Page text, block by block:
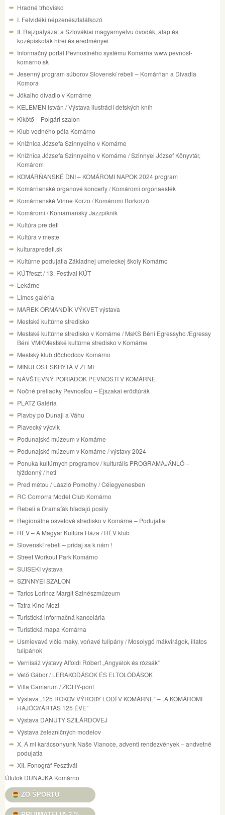
Hradné trhovisko
I. Felvidéki népzenésztalálkozó
II. Rajzpályázat a Szlovákiai magyarnyelvu óvodák, alap és
kozépiskolák hírei és eredményei
Informačný portál Pevnostného systému Komárna www.pevnost-
komarno.sk
Jesenný program súborov Slovenskí rebeli – Komárňan a Divadla
Komora
Jókaiho divadlo v Komárne
KELEMEN István / Výstava ilustrácií detských kníh
Kikötő – Polgári szalon
Klub vodného póla Komárno
Knižnica Józsefa Szinnyeiho v Komárne
Knižnica Józsefa Szinnyeiho v Komárne / Szinnyei József Könyvtár,
Komárom
KOMÁRŇANSKÉ DNI – KOMÁROMI NAPOK 2024 program
Komárňanské organové koncerty / Komáromi orgonaesték
Komárňanské Vínne Korzo / Komáromi Borkorzó
Komáromi / Komárňanský Jazzpiknik
Kultúra pre deti
Kultúra v meste
kulturapredeti.sk
Kultúrne podujatia Základnej umeleckej školy Komárno
KÚTfeszt / 13. Festival KÚT
Lekárne
Limes galéria
MAREK ORMANDÍK VÝKVET výstava
Mestské kultúrne stredisko
Mestské kultúrne stredisko v Komárne / MsKS Béni Egressyho /Egressy
Béni VMKMestské kultúrne stredisko v Komárne
Mestský klub dôchodcov Komárno
MINULOSŤ SKRYTÁ V ZEMI
NÁVŠTEVNÝ PORIADOK PEVNOSTI V KOMÁRNE
Nočné preliadky Pevnosťou – Éjszakai erődtúrák
PLATZ Galéria
Plavby po Dunaji a Váhu
Plavecký výcvik
Podunajské múzeum v Komárne
Podunajské múzeum v Komárne / výstavy 2024
Ponuka kultúrnych programov / kulturális PROGRAMAJÁNLÓ –
týždenný / heti
Pred métou / László Pomothy / Célegyenesben
RC Comorra Model Club Komárno
Rebeli a Dramaťák hľadajú posily
Regionálne osvetové stredisko v Komárne – Podujatia
RÉV – A Magyar Kultúra Háza / RÉV klub
Slovenskí rebeli – pridaj sa k nám !
Street Workout Park Komárno
SUISEKI výstava
SZINNYEI SZALON
Tarics Lorincz Margit Szinészmúzeum
Tatra Kino Mozi
Turistická informačná kancelária
Turistická mapa Komárna
Usmievavé vlčie maky, voňavé tulipány / Mosolygó mákvirágok, illatos
tulipánok
Vernisáž výstavy Alfoldi Róbert „Angyalok és rózsák“
Vető Gábor / LERAKODÁSOK ÉS ELTOLÓDÁSOK
Villa Camarum / ZICHY-pont
Výstava „125 ROKOV VÝROBY LODÍ V KOMÁRNE“ – „A KOMÁROMI
HAJÓGYÁRTÁS 125 ÉVE”
Výstava DANUTY SZILÁRDOVEJ
Výstava železničných modelov
X. A mi karácsonyunk Naše Vianoce, adventi rendezvények – andvetné
podujatia
XII. Fonográf Fesztivál
Útulok DUNAJKA Komárno
ZO ŠPORTU